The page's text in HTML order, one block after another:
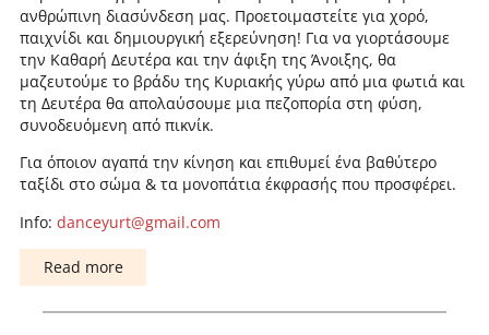
ανθρώπινη διασύνδεση μας. Προετοιμαστείτε για χορό,
παιχνίδι και δημιουργική εξερεύνηση! Για να γιορτάσουμε
την Καθαρή Δευτέρα και την άφιξη της Άνοιξης, θα
μαζευτούμε το βράδυ της Κυριακής γύρω από μια φωτιά και
τη Δευτέρα θα απολαύσουμε μια πεζοπορία στη φύση,
συνοδευόμενη από πικνίκ.
Για όποιον αγαπά την κίνηση και επιθυμεί ένα βαθύτερο
ταξίδι στο σώμα & τα μονοπάτια έκφρασής που προσφέρει.
Info: danceyurt@gmail.com
Read more